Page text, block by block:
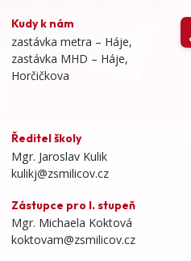
Kudy k nám
zastávka metra – Háje,
zastávka MHD – Háje,
Horčičkova
Ředitel školy
Mgr. Jaroslav Kulik
kulikj@zsmilicov.cz
Zástupce pro I. stupeň
Mgr. Michaela Koktová
koktovam@zsmilicov.cz